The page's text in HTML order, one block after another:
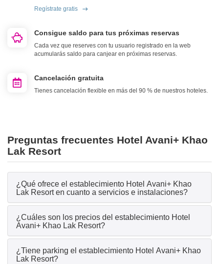
Regístrate gratis
Consigue saldo para tus próximas reservas
Cada vez que reserves con tu usuario registrado en la web
acumularás saldo para canjear en próximas reservas.
Cancelación gratuita
Tienes cancelación flexible en más del 90 % de nuestros hoteles.
Preguntas frecuentes Hotel Avani+ Khao
Lak Resort
¿Qué ofrece el establecimiento Hotel Avani+ Khao
Lak Resort en cuanto a servicios e instalaciones?
¿Cuáles son los precios del establecimiento Hotel
Avani+ Khao Lak Resort?
¿Tiene parking el establecimiento Hotel Avani+ Khao
Lak Resort?